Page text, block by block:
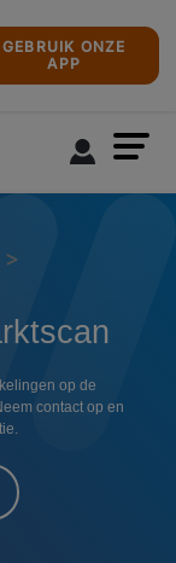
GEBRUIK ONZE
APP
op de
contact op en